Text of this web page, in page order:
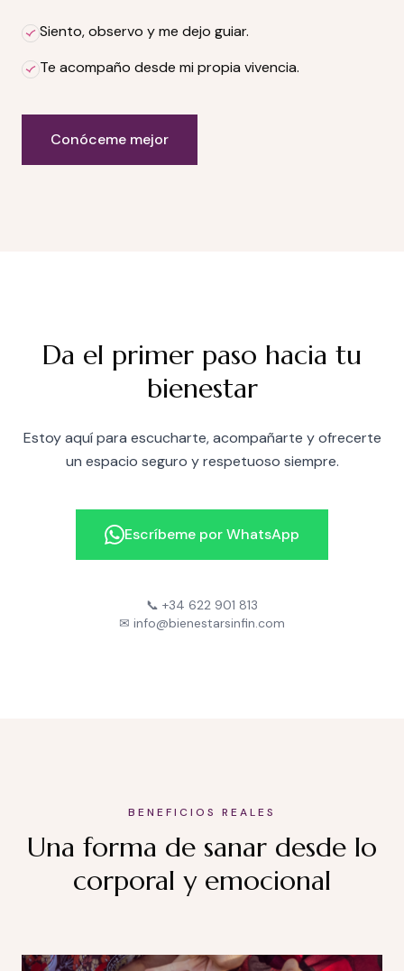
Siento, observo y me dejo guiar.
Te acompaño desde mi propia vivencia.
Conóceme mejor
Da el primer paso hacia tu
bienestar
Estoy aquí para escucharte, acompañarte y ofrecerte
un espacio seguro y respetuoso siempre.
Escríbeme por WhatsApp
📞 +34 622 901 813
✉ info@bienestarsinfin.com
BENEFICIOS REALES
Una forma de sanar desde lo
corporal y emocional